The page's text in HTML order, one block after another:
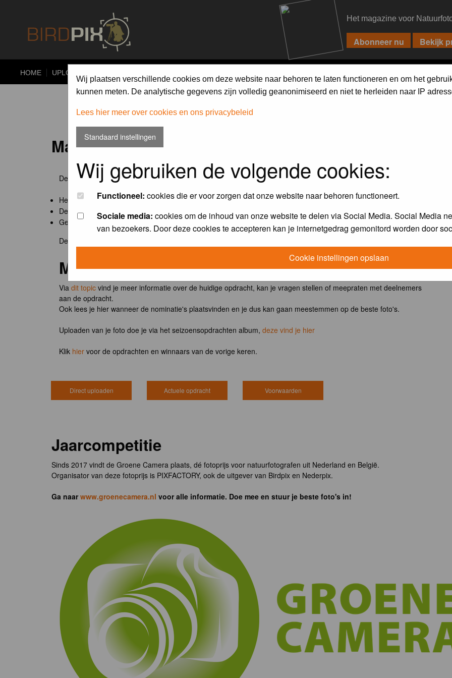
Het magazine voor
HOME UPLOAD
Wij plaatsen verschillende cookies om deze website naar behoren te laten functioneren en om het
kunnen meten. De analytische gegevens zijn volledig geanonimiseerd en niet te herleiden naar IP
Lees hier meer over cookies en ons privacybeleid
Standaard instellingen
Wij gebruiken de volgende cookies:
Functioneel: cookies die er voor zorgen dat onze website naar behoren functioneert.
Sociale media: cookies om de inhoud van onze website te delen via Social Media. Social Media
van bezoekers. Door deze cookies te accepteren kan je internetgedrag gemonitord worden door
Cookie instellingen opslaan
Maandopdracht 'lentekriebels'
De maandopdracht van Birdpix is een competitie voor en door de Birdpix fotografen community:
Het onderwerp van de opdracht wordt bepaald door de winnaar van de laatste maandopdracht
De community nomineert de winnaar.
Geregistreerde gebruikers van Birdpix kunnen onderdeze voorwaardendeelnemen.
De winnaar van de maandopdracht 'lentekriebels' ontvangt het boek
Meedoen?
Via dit topic vind je meer informatie over de huidige opdracht, kan je vragen stellen of meepraten met deelnemers
aan de opdracht.
Ook lees je hier wanneer de nominatie's plaatsvinden en je dus kan gaan meestemmen op de beste foto's.
Uploaden van je foto doe je via het seizoensopdrachten album, deze vind je hier
Klik hier voor de opdrachten en winnaars van de vorige keren.
Direct uploaden Actuele opdracht Voorwaarden
Jaarcompetitie
Sinds 2017 vindt de Groene Camera plaats, dé fotoprijs voor natuurfotografen uit Nederland en België.
Organisator van deze fotoprijs is PIXFACTORY, ook de uitgever van Birdpix en Nederpix.
Ga naarwww.groenecamera.nl voor alle informatie. Doe mee en stuur je beste foto's in!